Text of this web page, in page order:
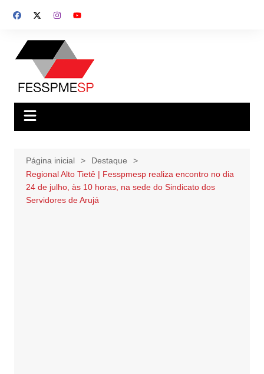
para
conteúdo
Página inicial
Destaque
Regional Alto Tietê | Fesspmesp realiza encontro no dia
24 de julho, às 10 horas, na sede do Sindicato dos
Servidores de Arujá